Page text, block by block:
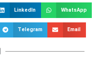
LinkedIn WhatsApp
Telegram Email